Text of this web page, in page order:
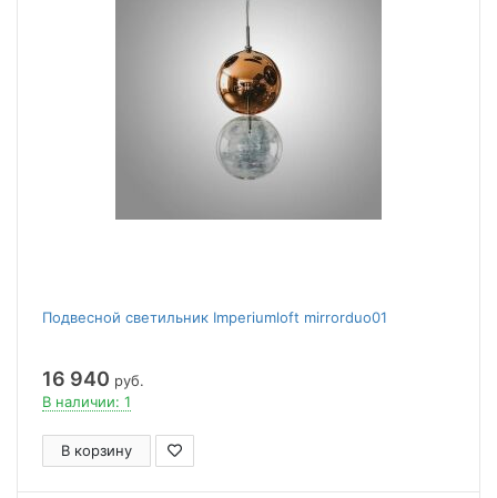
Подвесной светильник Imperiumloft mirrorduo01
16 940 руб.
В наличии: 1
В корзину